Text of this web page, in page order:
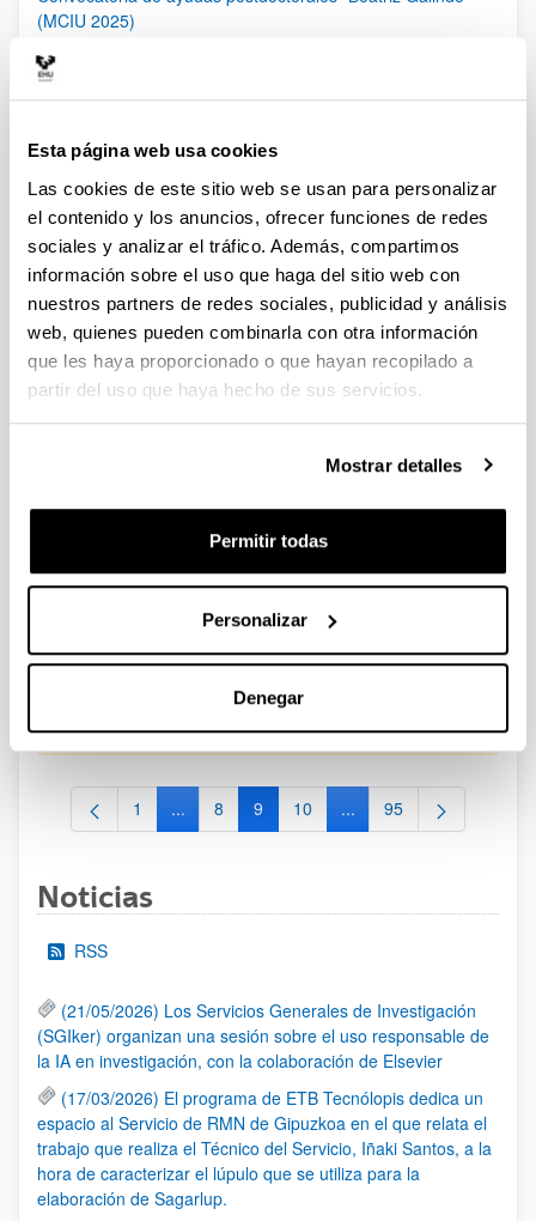
Esta página web usa cookies
Las cookies de este sitio web se usan para personalizar
el contenido y los anuncios, ofrecer funciones de redes
sociales y analizar el tráfico. Además, compartimos
información sobre el uso que haga del sitio web con
nuestros partners de redes sociales, publicidad y análisis
web, quienes pueden combinarla con otra información
que les haya proporcionado o que hayan recopilado a
partir del uso que haya hecho de sus servicios.
Mostrar detalles
Permitir todas
Personalizar
Denegar
(MCIU 2025)
presentación: 27/02/2026)
ayudas hasta el 27 de febrero de 2026, incluido. El plazo de
febrero a las 13:30
Ayudas a la movilidad para personas contratadas
predoctorales del Gobierno Vasco [EGONLABUR] 2026
Modalidad B
Plazo de presentación cerrado (Fecha de fin del plazo de
presentación: 16/02/2026)
Se ha publicado la convocatoria
predoctorales del Gobierno Vasco [EGONLABUR] 2026
Se ha publicado la convocatoria
CONVOCATORIA PARA LA CONTRATACIÓN DE
PERSONAL INVESTIGADOR EN FORMACIÓN EN LA EHU
GRUPO/PROYECTO DE INVESTIGACIÓN 2025-II
Plazo de presentación cerrado: 15/10/2025 - 23/10/2025
19/01/2026. Resolución definitiva de adjudicados y excluidos.
Página
1 ...Páginas intermedias Use TAB para
Página
8 Página
9 Página
10 ...Páginas intermedias
Página
95
Noticias
RSS
(21/05/2026) Los Servicios Generales de Investigación
(SGIker) organizan una sesión sobre el uso responsable de
la IA en investigación, con la colaboración de Elsevier
(17/03/2026) El programa de ETB Tecnólopis dedica un
espacio al Servicio de RMN de Gipuzkoa en el que relata el
trabajo que realiza el Técnico del Servicio, Iñaki Santos, a la
hora de caracterizar el lúpulo que se utiliza para la
elaboración de Sagarlup.